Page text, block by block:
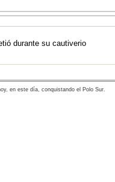
durante su cautiverio
en este día, conquistando el Polo Sur.